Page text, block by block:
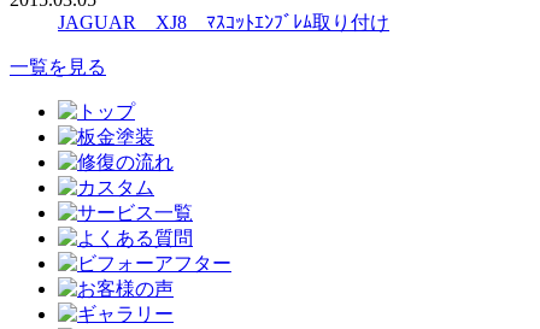
JAGUAR XJ8 ﾏｽｺｯﾄｴﾝﾌﾞﾚﾑ取り付け
一覧を見る